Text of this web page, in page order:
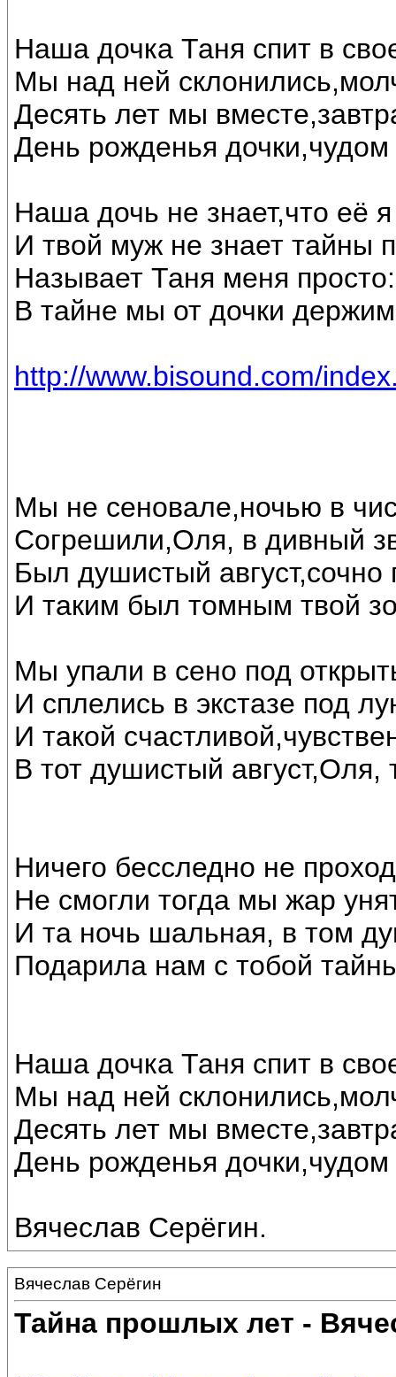
Наша дочка Таня спит в
Мы над ней
Десять лет мы
День рожденья дочки,чудом
Наша дочь не знает,что её
И твой муж не знает тайны
Называет Таня меня
В тайне мы от дочки
http://www.bisound.com/
Мы не сеновале,ночью в
Согрешили,Оля, в дивный
Был душистый август,сочно
И таким был томным твой
Мы упали в сено под
И сплелись в экстазе под
И такой
В тот душистый
Ничего бесследно не
Не смогли тогда мы жар
И та ночь шальная, в том
Подарила нам с тобой
Наша дочка Таня спит в
Мы над ней
Десять лет мы
День рожденья дочки,чудом
Вячеслав Серёгин.
Вячеслав Серёгин
Тайна прошлых лет -